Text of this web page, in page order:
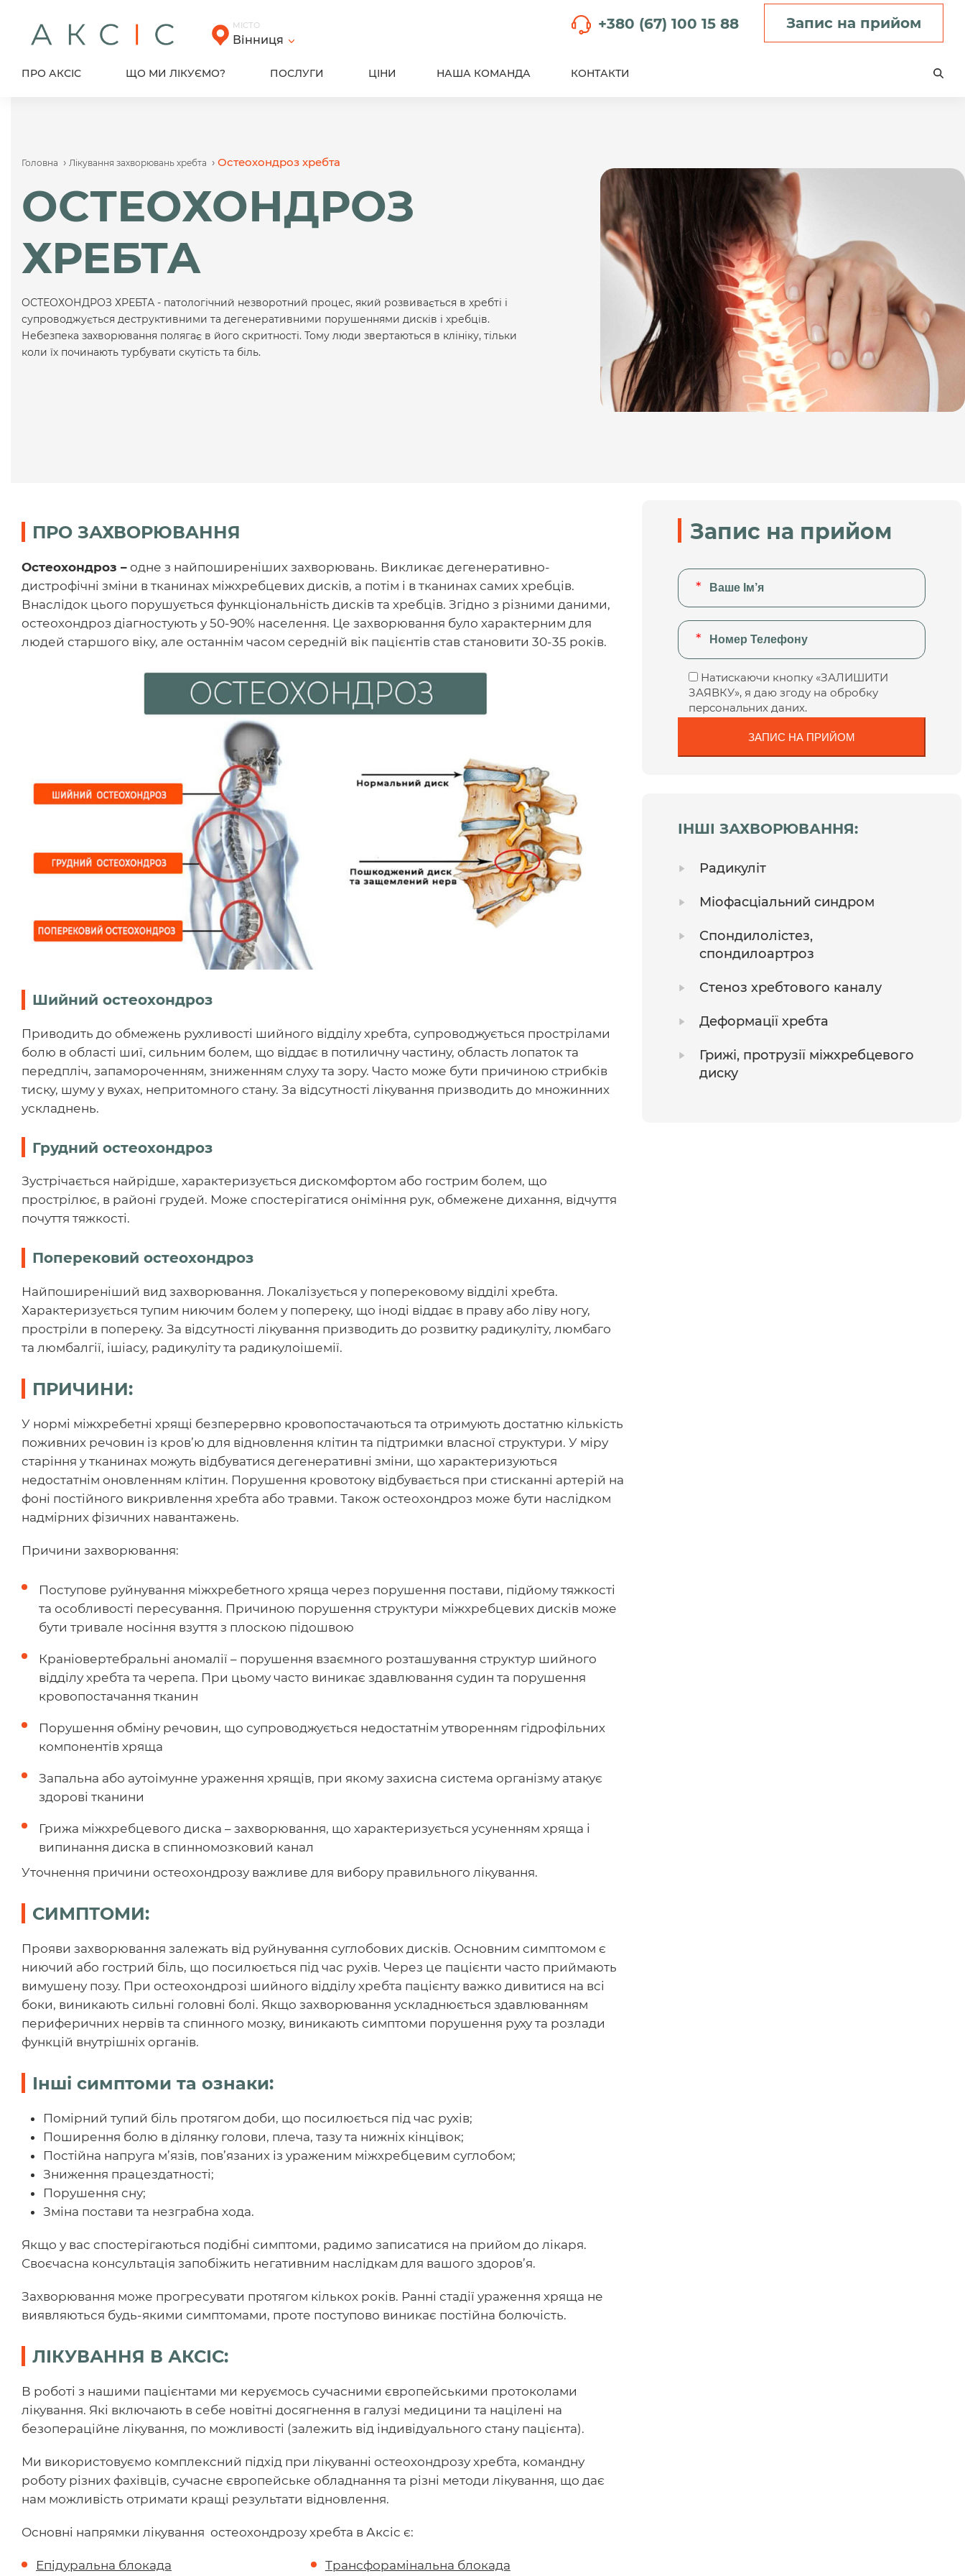
content
МІСТО
Вінниця
+380 (67) 100 15 88 Запис на прийом
ПРО АКСІС ЩО МИ ЛІКУЄМО? ПОСЛУГИ ЦІНИ НАША КОМАНДА КОНТАКТИ
Головна › Лікування захворювань хребта › Остеохондроз хребта
ОСТЕОХОНДРОЗ
ХРЕБТА
ОСТЕОХОНДРОЗ ХРЕБТА - патологічний незворотний процес, який розвивається в хребті і
супроводжується деструктивними та дегенеративними порушеннями дисків і хребців.
Небезпека захворювання полягає в його скритності. Тому люди звертаються в клініку, тільки
коли їх починають турбувати скутість та біль.
ПРО ЗАХВОРЮВАННЯ
Остеохондроз – одне з найпоширеніших захворювань. Викликає дегенеративно-
дистрофічні зміни в тканинах міжхребцевих дисків, а потім і в тканинах самих хребців.
Внаслідок цього порушується функціональність дисків та хребців. Згідно з різними даними,
остеохондроз діагностують у 50-90% населення. Це захворювання було характерним для
людей старшого віку, але останнім часом середній вік пацієнтів став становити 30-35 років.
Шийний остеохондроз
Приводить до обмежень рухливості шийного відділу хребта, супроводжується прострілами
болю в області шиї, сильним болем, що віддає в потиличну частину, область лопаток та
передпліч, запамороченням, зниженням слуху та зору. Часто може бути причиною стрибків
тиску, шуму у вухах, непритомного стану. За відсутності лікування призводить до множинних
ускладнень.
Грудний остеохондроз
Зустрічається найрідше, характеризується дискомфортом або гострим болем, що
прострілює, в районі грудей. Може спостерігатися оніміння рук, обмежене дихання, відчуття
почуття тяжкості.
Поперековий остеохондроз
Найпоширеніший вид захворювання. Локалізується у поперековому відділі хребта.
Характеризується тупим ниючим болем у попереку, що іноді віддає в праву або ліву ногу,
простріли в попереку. За відсутності лікування призводить до розвитку радикуліту, люмбаго
та люмбалгії, ішіасу, радикуліту та радикулоішемії.
ПРИЧИНИ:
У нормі міжхребетні хрящі безперервно кровопостачаються та отримують достатню кількість
поживних речовин із кров’ю для відновлення клітин та підтримки власної структури. У міру
старіння у тканинах можуть відбуватися дегенеративні зміни, що характеризуються
недостатнім оновленням клітин. Порушення кровотоку відбувається при стисканні артерій на
фоні постійного викривлення хребта або травми. Також остеохондроз може бути наслідком
надмірних фізичних навантажень.
Причини захворювання:
Поступове руйнування міжхребетного хряща через порушення постави, підйому тяжкості
та особливості пересування. Причиною порушення структури міжхребцевих дисків може
бути тривале носіння взуття з плоскою підошвою
Краніовертебральні аномалії – порушення взаємного розташування структур шийного
відділу хребта та черепа. При цьому часто виникає здавлювання судин та порушення
кровопостачання тканин
Порушення обміну речовин, що супроводжується недостатнім утворенням гідрофільних
компонентів хряща
Запальна або аутоімунне ураження хрящів, при якому захисна система організму атакує
здорові тканини
Грижа міжхребцевого диска – захворювання, що характеризується усуненням хряща і
випинання диска в спинномозковий канал
Уточнення причини остеохондрозу важливе для вибору правильного лікування.
СИМПТОМИ:
Прояви захворювання залежать від руйнування суглобових дисків. Основним симптомом є
ниючий або гострий біль, що посилюється під час рухів. Через це пацієнти часто приймають
вимушену позу. При остеохондрозі шийного відділу хребта пацієнту важко дивитися на всі
боки, виникають сильні головні болі. Якщо захворювання ускладнюється здавлюванням
периферичних нервів та спинного мозку, виникають симптоми порушення руху та розлади
функцій внутрішніх органів.
Інші симптоми та ознаки:
Помірний тупий біль протягом доби, що посилюється під час рухів;
Поширення болю в ділянку голови, плеча, тазу та нижніх кінцівок;
Постійна напруга м’язів, пов’язаних із ураженим міжхребцевим суглобом;
Зниження працездатності;
Порушення сну;
Зміна постави та незграбна хода.
Якщо у вас спостерігаються подібні симптоми, радимо записатися на прийом до лікаря.
Своєчасна консультація запобіжить негативним наслідкам для вашого здоров’я.
Захворювання може прогресувати протягом кількох років. Ранні стадії ураження хряща не
виявляються будь-якими симптомами, проте поступово виникає постійна болючість.
ЛІКУВАННЯ В АКСІС:
В роботі з нашими пацієнтами ми керуємось сучасними європейськими протоколами
лікування. Які включають в себе новітні досягнення в галузі медицини та націлені на
безопераційне лікування, по можливості (залежить від індивідуального стану пацієнта).
Ми використовуємо комплексний підхід при лікуванні остеохондрозу хребта, командну
роботу різних фахівців, сучасне європейське обладнання та різні методи лікування, що дає
нам можливість отримати кращі результати відновлення.
Основні напрямки лікування остеохондрозу хребта в Аксіс є:
Епідуральна блокада Трансфорамінальна блокада
Запис на прийом
Натискаючи кнопку «ЗАЛИШИТИ
ЗАЯВКУ», я даю згоду на обробку
персональних даних.
ІНШІ ЗАХВОРЮВАННЯ:
Радикуліт
Міофасціальний синдром
Спондилолістез,
спондилоартроз
Стеноз хребтового каналу
Деформації хребта
Грижі, протрузії міжхребцевого
диску